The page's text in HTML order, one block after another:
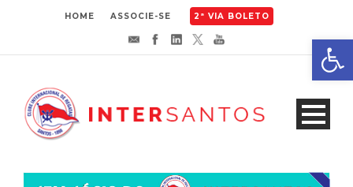
HOME ASSOCIE-SE 2ª VIA BOLETO
Abrir